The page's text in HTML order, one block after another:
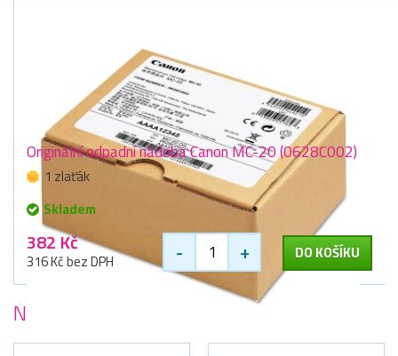
Originální odpadní nádoba Canon MC-20 (0628C002)
1 zlaťák
Skladem
382 Kč
316 Kč bez DPH - + DO KOŠÍKU
Nejoblíbenější tiskárny Canon